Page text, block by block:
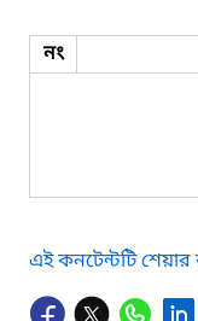
নং
এই কনটেন্টটি